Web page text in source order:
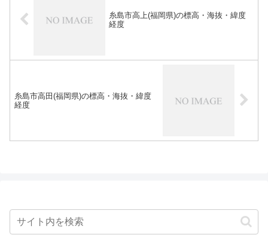
糸島市高上(福岡県)の標高・海抜・緯度
経度
糸島市高田(福岡県)の標高・海抜・緯度
経度